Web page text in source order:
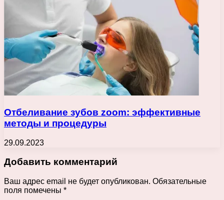
Отбеливание зубов zoom: эффективные
методы и процедуры
29.09.2023
Добавить комментарий
Ваш адрес email не будет опубликован. Обязательные
поля помечены *